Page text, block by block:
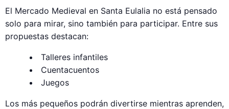
El Mercado Medieval en Santa Eulalia no está pensado
solo para mirar, sino también para participar. Entre sus
propuestas destacan:
Talleres infantiles
Cuentacuentos
Juegos
Los más pequeños podrán divertirse mientras aprenden,